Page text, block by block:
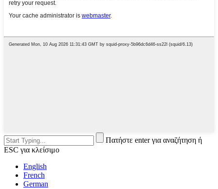
Πατήστε enter για αναζήτηση ή
ESC για κλείσιμο
English
French
German